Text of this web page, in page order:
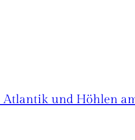
Atlantik und Höhlen